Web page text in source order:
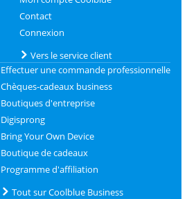
Contact
Connexion
Vers le service client
Effectuer une commande professionnelle
Chèques-cadeaux business
Boutiques d'entreprise
Digisprong
Bring Your Own Device
Boutique de cadeaux
Programme d'affiliation
Tout sur Coolblue Business